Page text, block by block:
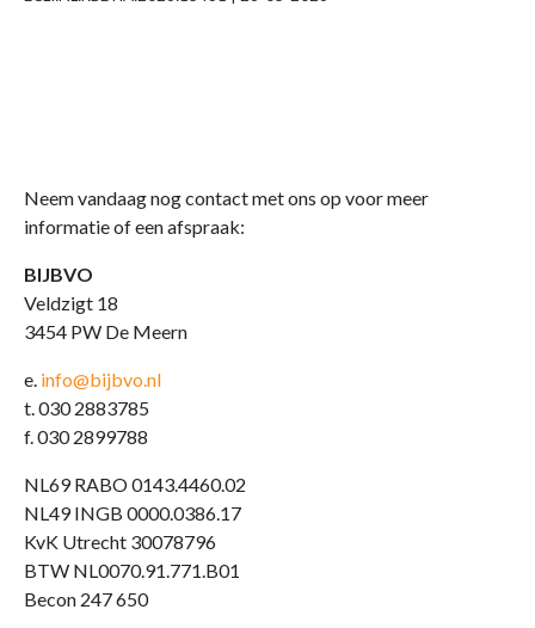
Neem vandaag nog contact met ons op voor meer
informatie of een afspraak:
BIJBVO
Veldzigt 18
3454 PW De Meern
e. info@bijbvo.nl
t. 030 2883785
f. 030 2899788
NL69 RABO 0143.4460.02
NL49 INGB 0000.0386.17
KvK Utrecht 30078796
BTW NL0070.91.771.B01
Becon 247 650